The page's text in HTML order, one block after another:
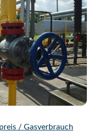
/ Gasverbrauch